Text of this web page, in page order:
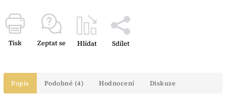
Tisk Zeptat se Hlídat Sdílet
Popis Podobné (4) Hodnocení Diskuze